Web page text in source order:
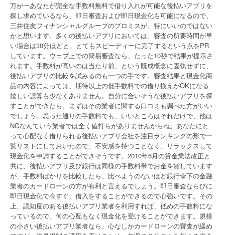
万が一あなたが完全な手数料無料で借り入れが可能な後払いアプリを
探し求めているなら、即日審査および即日現金化も可能になるので、
三井住友フィナンシャルグループのプロミスが、特にいいのではない
かと思います。多くの後払いアプリにおいては、審査の所要時間が早
い場合は30分ほどと、とてもスピーディーに完了するという点をPR
しています。ウェブ上での簡易審査なら、たった10秒で結果が提示さ
れます。手数料が高いのは当たり前、という既成概念に固執せずに、
後払いアプリの比較を試みるのも一つの手です。審査結果と現金化商
品の内容によっては、期待以上の低手数料での借り換えがOKになる
嬉しい誤算も少なくありません。自分に合いそうな後払いアプリを探
すことができたら、まずはその業者に関する口コミも調べた方がいい
でしょう。思った通りの手数料でも、いいところはそれだけで、他は
NGなんていう業者では全く値打ちがありませんからね。あなたにと
って心配なく借りられる後払いアプリ会社を注目ランキングの形で一
覧リストにしておいたので、不安感を持つことなく、リラックスして
現金化を申請することができそうです。2010年6月の貸金業法改正と
共に、後払いアプリ及び銀行は同様の手数料帯でお金を貸しています
が、手数料ばかりを比較したら、比べようのないほど銀行傘下の金融
業者のカードローンの方が有利と言えるでしょう。即日審査ならびに
即日現金化で今すぐ、借入をすることができるので心強いです。その
上、認知度のある後払いアプリ業者を利用すれば、低めの手数料にな
っているので、何の心配もなく現金化を受けることができます。規模
の小さい後払いアプリ業者なら、心なしかカードローンの審査が緩め